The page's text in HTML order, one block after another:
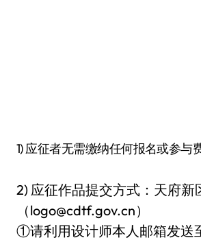
1) 应征者无需缴纳任何报名或参与费
2) 应征作品提交方式：天府新
（logo@cdtf.gov.cn）
①请利用设计师本人邮箱发送